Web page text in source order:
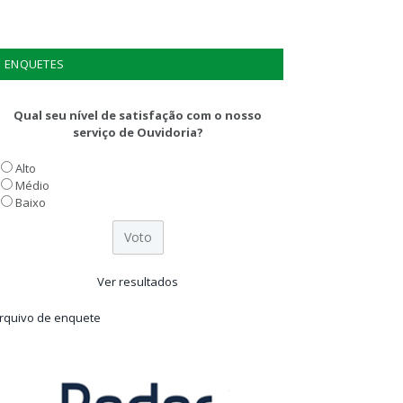
ENQUETES
Qual seu nível de satisfação com o nosso
serviço de Ouvidoria?
Alto
Médio
Baixo
Ver resultados
de enquete